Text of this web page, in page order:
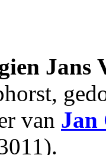
Jans
van Jan